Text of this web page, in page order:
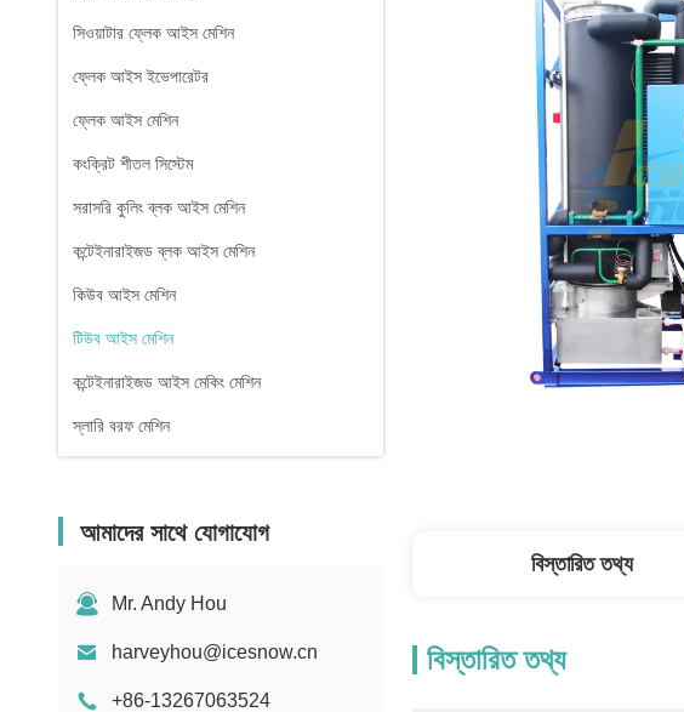
সিওয়াটার ফ্লেক আইস মেশিন
ফ্লেক আইস ইভেপারেটর
ফ্লেক আইস মেশিন
কংক্রিট শীতল সিস্টেম
সরাসরি কুলিং ব্লক আইস মেশিন
কন্টেইনারাইজড ব্লক আইস মেশিন
কিউব আইস মেশিন
টিউব আইস মেশিন
কন্টেইনারাইজড আইস মেকিং মেশিন
স্লারি বরফ মেশিন
আমাদের সাথে যোগাযোগ
Mr. Andy Hou
harveyhou@icesnow.cn
+86-13267063524
বিস্তারিত তথ্য
বিস্তারিত তথ্য